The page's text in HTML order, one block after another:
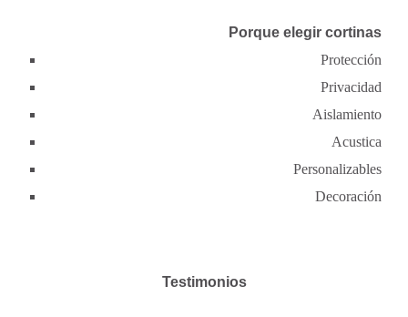
Porque elegir cortinas
Protección
Privacidad
Aislamiento
Acustica
Personalizables
Decoración
Testimonios